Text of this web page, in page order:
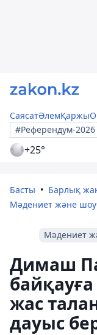
СаясатӘлемҚаржы
#Референдум-2026
+25°
Басты
Барлық
Мәдениет және
Мәдениет
Димаш
жас
дауыс